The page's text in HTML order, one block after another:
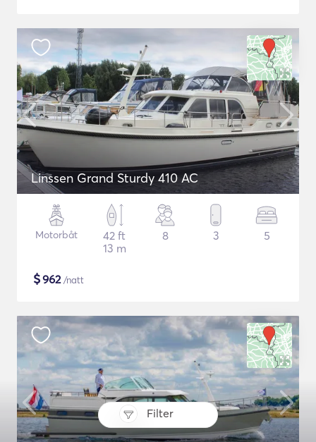
Filter
Linssen Grand Sturdy 410 AC
Motorbåt
42 ft
13 m
8 3 5
$962/natt